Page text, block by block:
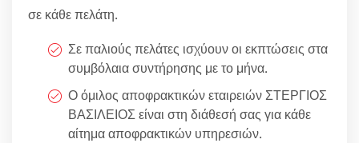
σε κάθε πελάτη.
Σε παλιούς πελάτες ισχύουν οι εκπτώσεις στα
συμβόλαια συντήρησης με το μήνα.
Ο όμιλος αποφρακτικών εταιρειών ΣΤΕΡΓΙΟΣ
ΒΑΣΙΛΕΙΟΣ είναι στη διάθεσή σας για κάθε
αίτημα αποφρακτικών υπηρεσιών.